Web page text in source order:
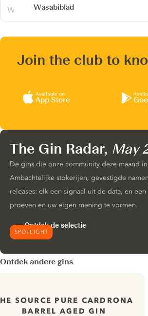
Wasabiblad
Join the club to
Available on
App Store
SPOTLIGHT
The Gin Radar, May
De gins die onze community deze maand
Ambachtelijke stokerijen, gevestigde
releases: elk een signaal uit de data, en
proeven en uw eigen mening te vormen.
Ontdek de selectie
Ontdek andere gins
SOURCE PURE CARDRONA
BARREL AGED GIN